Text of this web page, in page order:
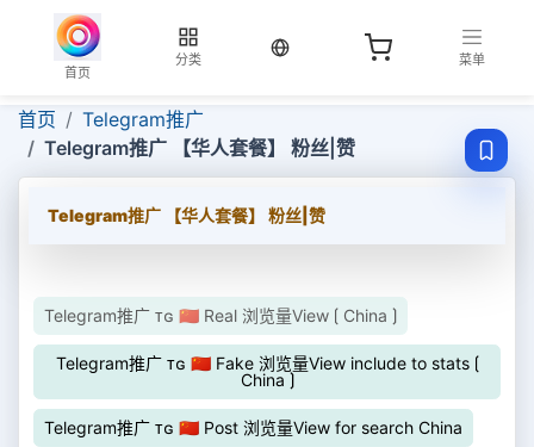
首页
分类
当前语言：中文
菜单
首页
Telegram推广
Telegram推广 【华人套餐】 粉丝|赞
Telegram推广 【华人套餐】 粉丝|赞
Telegram推广 ᴛɢ 🇨🇳 Real 浏览量View ⟮ China ⟯
Telegram推广 ᴛɢ 🇨🇳 Fake 浏览量View include to stats ⟮
China ⟯
Telegram推广 ᴛɢ 🇨🇳 Post 浏览量View for search China